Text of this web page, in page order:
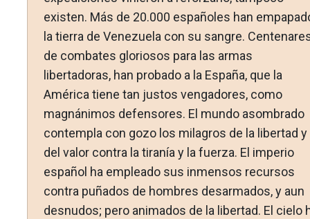
existen. Más de 20.000 espa­ñoles han
la tierra de Venezuela con su sangre.
de combates gloriosos para las armas
libertadoras, han probado a la España, que la
América tiene tan justos vengadores, como
magnánimos defensores. El mundo asom­brado
contempla con gozo los milagros de la libertad y
del valor contra la tiranía y la fuerza. El imperio
español ha empleado sus inmensos recursos
contra puñados de hombres desarmados, y aun
desnudos; pero animados de la libertad. El cielo